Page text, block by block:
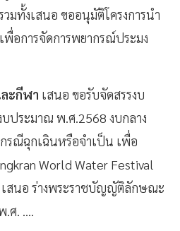
ทั้งเสนอ ขออนุมัติโครงการนำ
พื่อการจัดการพยากรณ์ประมง
ะกีฬา เสนอ ขอรับจัดสรรงบ
ประมาณ พ.ศ.2568 งบกลาง
กรณีฉุกเฉินหรือจำเป็น เพื่อ
World Water Festival
เสนอ ร่างพระราชบัญญัติลักษณะ
ศ. ....